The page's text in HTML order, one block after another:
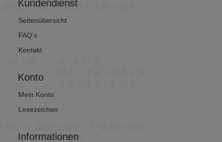
Kundendienst
Seitenübersicht
FAQ’s
Kontakt
Konto
Mein Konto
Lesezeichen
Informationen